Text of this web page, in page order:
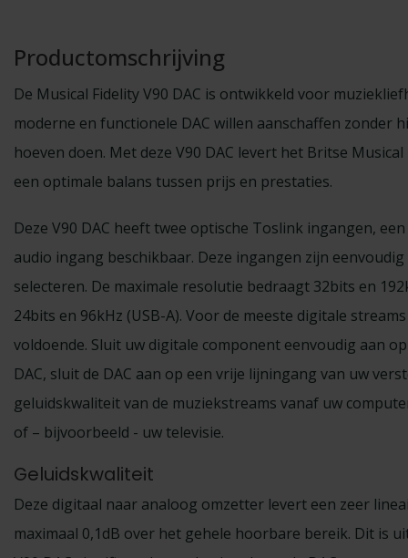
Productomschrijving
De Musical Fidelity V90 DAC is ontwikkeld voor
moderne en functionele DAC willen aanschaffen zonder
hoeven doen. Met deze V90 DAC levert het Britse
een optimale balans tussen prijs en prestaties.
Deze V90 DAC heeft twee optische Toslink ingangen,
audio ingang beschikbaar. Deze ingangen zijn
selecteren. De maximale resolutie bedraagt 32bits en
24bits en 96kHz (USB-A). Voor de meeste digitale
voldoende. Sluit uw digitale component eenvoudig aan
DAC, sluit de DAC aan op een vrije lijningang van uw
geluidskwaliteit van de muziekstreams vanaf uw
of – bijvoorbeeld - uw televisie.
Geluidskwaliteit
Deze digitaal naar analoog omzetter levert een zeer
maximaal 0,1dB over het gehele hoorbare bereik. Dit is